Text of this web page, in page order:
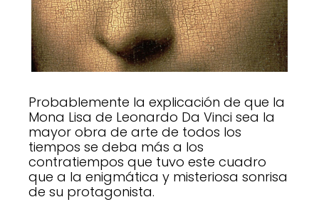
Probablemente la explicación de que la
Mona Lisa de Leonardo Da Vinci sea la
mayor obra de arte de todos los
tiempos se deba más a los
contratiempos que tuvo este cuadro
que a la enigmática y misteriosa sonrisa
de su protagonista.